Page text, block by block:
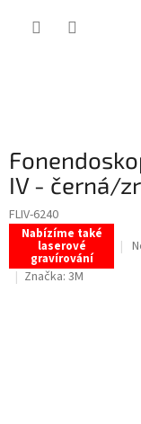
IV - černá/
FLIV-6240
Nabízíme také
laserové
gravírování
Značka: 3M